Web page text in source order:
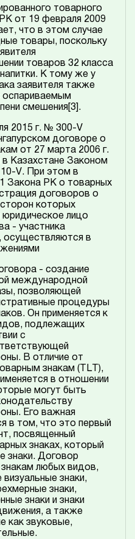
товарного
от 19 февраля 2009
что в этом случае
товары, поскольку
товаров 32 класса
К тому же у
заявителя также
оспариваемым
смешения[3].
2015 г. № 300-V
договоре о
от 27 марта 2006 г.
Казахстане Законом
V. При этом в
Закона РК о товарных
договоров о
которых
юридическое лицо
- участника
осуществляются в
- создание
международной
позволяющей
процедуры
Он применяется к
подлежащих
с
В отличие от
знакам (TLT),
в отношении
могут быть
Его важная
в том, что это первый
посвященный
знаках, который
знаки. Договор
любых видов,
знаки,
знаки,
знаки и знаки
а также
как звуковые,